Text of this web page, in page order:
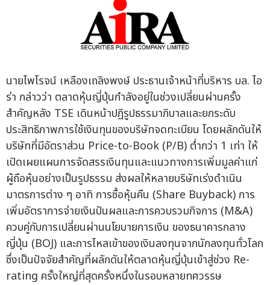
นายไพโรจน์ เหลืองเถลิงพงษ์ ประธานเจ้าหน้าที่บริหาร บล. ไอ
ร่า กล่าวว่า ตลาดหุ้นญี่ปุ่นกำลังอยู่ในช่วงเปลี่ยนผ่านครั้ง
สำคัญหลัง TSE เดินหน้าปฏิรูปธรรมาภิบาลและยกระดับ
ประสิทธิภาพการใช้เงินทุนของบริษัทจดทะเบียน โดยผลักดันให้
บริษัทที่มีอัตราส่วน Price-to-Book (P/B) ต่ำกว่า 1 เท่า ให้
เปิดเผยแผนการจัดสรรเงินทุนและแนวทางการเพิ่มมูลค่าแก่
ผู้ถือหุ้นอย่างเป็นรูปธรรม ส่งผลให้หลายบริษัทเร่งดำเนิน
มาตรการต่าง ๆ อาทิ การซื้อหุ้นคืน (Share Buyback) การ
เพิ่มอัตราการจ่ายเงินปันผลและการควบรวมกิจการ (M&A)
ควบคู่กับการเปลี่ยนผ่านนโยบายการเงิน ของธนาคารกลาง
ญี่ปุ่น (BOJ) และการไหลเข้าของเงินลงทุนจากนักลงทุนทั่วโลก
ซึ่งเป็นปัจจัยสำคัญที่ผลักดันให้ตลาดหุ้นญี่ปุ่นเข้าสู่ช่วง Re-
rating ครั้งใหญ่ที่สุดครั้งหนึ่งในรอบหลายทศวรรษ